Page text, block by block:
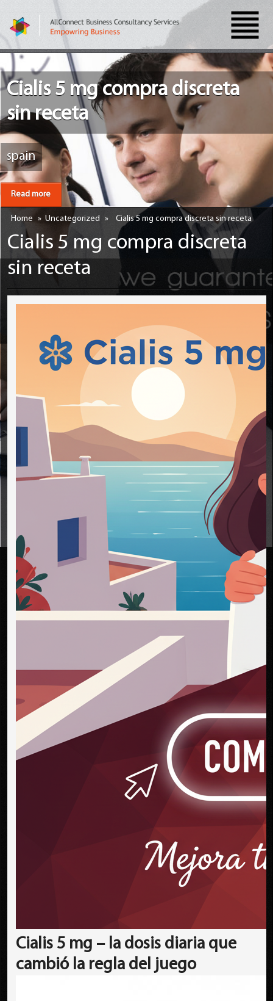
Cialis 5 mg compra discreta
sin receta
spain
Read more
Home » Uncategorized » Cialis 5 mg compra discreta sin receta
Cialis 5 mg compra discreta
sin receta
Cialis 5 mg – la dosis diaria que
cambió la regla del juego